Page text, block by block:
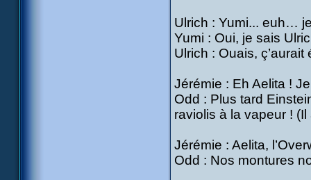
Ulrich : Yumi... euh…
Yumi : Oui, je sais
Ulrich : Ouais,
Jérémie : Eh Aelita !
Odd : Plus tard
raviolis à la vapeur !
Jérémie : Aelita,
Odd : Nos montures